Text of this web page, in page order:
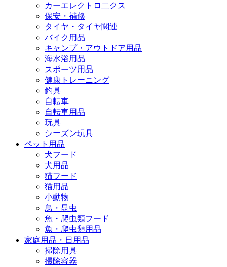
カーエレクトロ二クス
保安・補修
タイヤ・タイヤ関連
バイク用品
キャンプ・アウトドア用品
海水浴用品
スポーツ用品
健康トレーニング
釣具
自転車
自転車用品
玩具
シーズン玩具
ペット用品
犬フード
犬用品
猫フード
猫用品
小動物
鳥・昆虫
魚・爬虫類フード
魚・爬虫類用品
家庭用品・日用品
掃除用具
掃除容器